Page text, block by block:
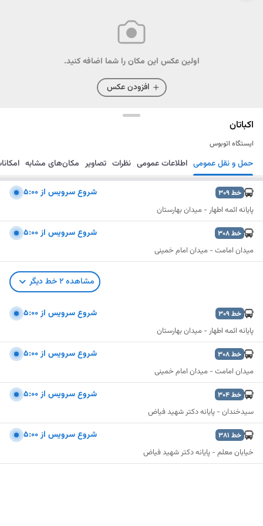
اولین عکس این مکان را شما اضافه کنید.
افزودن عکس
اکباتان
ایستگاه اتوبوس
مسیریابی ذخیره ارسال حمل و نقل عمومی اطلاعات عمومی نظرات تصاویر مکان‌های مشابه
خط309 شروع سرويس از 5:00
پایانه ائمه اطهار - میدان بهارستان
خط308 شروع سرويس از 5:00
میدان امامت - میدان امام خمینی
مشاهده2خط دیگر
خط309 شروع سرويس از 5:00
پایانه ائمه اطهار - میدان بهارستان
خط308 شروع سرويس از 5:00
میدان امامت - میدان امام خمینی
خط304 شروع سرويس از 5:00
سیدخندان - پایانه دکتر شهید فیاض
خط 381 شروع سرويس از 5:00
خیابان معلم - پایانه دکتر شهید فیاض